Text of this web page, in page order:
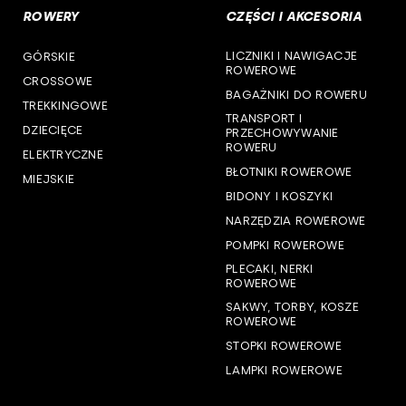
woj. podlaskie
woj. pomorskie
woj. śląskie
woj. warmińsko-mazurskie
ROWERY
GÓRSKIE
CROSSOWE
TREKKINGOWE
DZIECIĘCE
ELEKTRYCZNE
MIEJSKIE
CZĘŚCI I AKCESORIA
LICZNIKI I NAWIGACJE
ROWEROWE
BAGAŻNIKI DO ROWERU
TRANSPORT I
PRZECHOWYWANIE
ROWERU
BŁOTNIKI ROWEROWE
BIDONY I KOSZYKI
NARZĘDZIA ROWEROWE
POMPKI ROWEROWE
PLECAKI, NERKI
ROWEROWE
SAKWY, TORBY, KOSZE
ROWEROWE
STOPKI ROWEROWE
LAMPKI ROWEROWE